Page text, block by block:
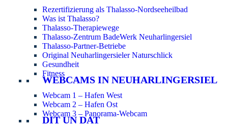
Rezertifizierung als Thalasso-Nordseeheilbad
Was ist Thalasso?
Thalasso-Therapiewege
Thalasso-Zentrum BadeWerk Neuharlingersiel
Thalasso-Partner-Betriebe
Original Neuharlingersieler Naturschlick
Gesundheit
Fitness
WEBCAMS IN NEUHARLINGERSIEL
Webcam 1 – Hafen West
Webcam 2 – Hafen Ost
Webcam 3 – Panorama-Webcam
DIT UN DAT